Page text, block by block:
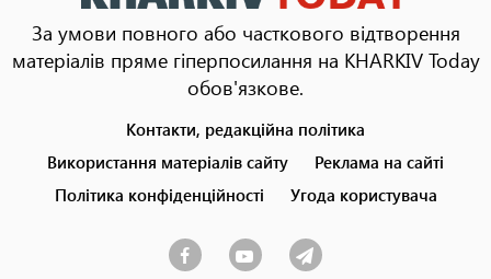
За умови повного або часткового відтворення
матеріалів пряме гіперпосилання на KHARKIV Today
обов'язкове.
menu
Контакти, редакційна політика
Використання матеріалів сайту
Реклама на сайті
Політика конфіденційності
Угода користувача